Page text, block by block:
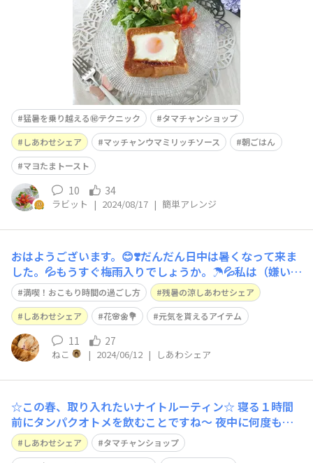
猛暑を乗り越える㊙テクニック
タマチャンショップ
しあわせシェア
マッチャンウマミリッチソース
朝ごはん
マヨたまトースト
10 34
ラビット | 2024/08/17 | 簡単アレンジ
おはようございます。😊❣️だんだん日中は暑くなって来ま
した。💦もうすぐ梅雨入りでしょうか。☂️💦私は（嫌いな
方はほとんど居ないと思いますが😊）花💐🌸🌼が大好き
です、外はミニ🌹バラがメインの為、家の中は切花を買っ
て来て飾ります。✨気持ちが少し落ち込むような日も、飾
ってあるお花🌸🌼💐を、ふと見える場所に
満喫！おこもり時間の過ごし方
残暑の涼しあわせシェア
しあわせシェア
花🌸🌼💐 元気を貰えるアイテム
11 27
ねこ | 2024/06/12 | しあわシェア
☆この春、取り入れたいナイトルーティン☆ 寝る１時間
前にタンパクオトメを飲むことですね～ 夜中に何度も目
が覚めてしまうらんぷ。時には、全然寝付けなくて、有価
物回収に出す段ボールを夜中の２時とかに解体したことも
しあわせシェア
タマチャンショップ